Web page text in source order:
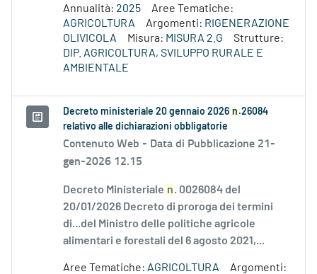
Annualità: 2025
Aree Tematiche:
AGRICOLTURA
Argomenti: RIGENERAZIONE
OLIVICOLA
Misura: MISURA 2.G
Strutture:
DIP. AGRICOLTURA, SVILUPPO RURALE E
AMBIENTALE
Decreto ministeriale 20 gennaio 2026 n .26084
relativo alle dichiarazioni obbligatorie
Contenuto Web - Data di Pubblicazione 21-
gen-2026 12.15
Decreto Ministeriale n. 0026084 del
20/01/2026 Decreto di proroga dei termini
di...del Ministro delle politiche agricole
alimentari e forestali del 6 agosto 2021,...
Aree Tematiche: AGRICOLTURA
Argomenti: